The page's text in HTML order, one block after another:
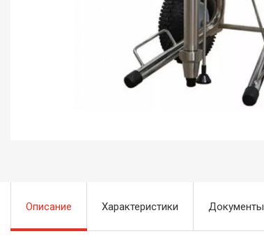
Описание Характеристики Документы